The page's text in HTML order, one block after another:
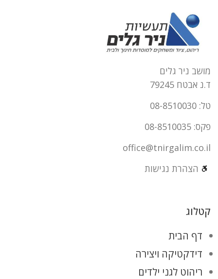
מושב ניר גלים
ד.נ אבטח 79245
טל: 08-8510030
פקס: 08-8510035
office@tnirgalim.co.il
הצהרת נגישות
קטלוג
דף הבית
דידקטיקה ויצירה
ריהוט לגני ילדים